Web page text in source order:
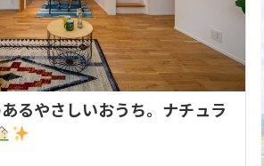
るやさしいおうち。ナチュラ